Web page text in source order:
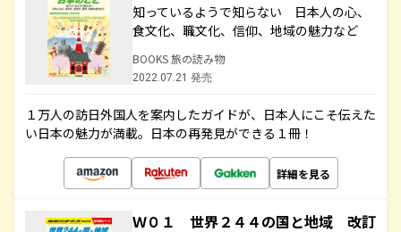
知っているようで知らない 日本人の心、
食文化、職文化、信仰、地域の魅力など
BOOKS 旅の読み物
2022.07.21 発売
１万人の訪日外国人を案内したガイドが、日本人にこそ伝えた
い日本の魅力が満載。日本の再発見ができる１冊！
詳細を見る
Ｗ０１ 世界２４４の国と地域 改訂